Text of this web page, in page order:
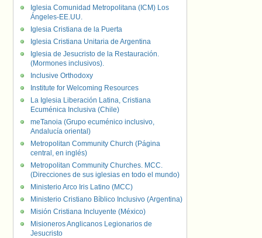
Iglesia Comunidad Metropolitana (ICM) Los
Ángeles-EE.UU.
Iglesia Cristiana de la Puerta
Iglesia Cristiana Unitaria de Argentina
Iglesia de Jesucristo de la Restauración.
(Mormones inclusivos).
Inclusive Orthodoxy
Institute for Welcoming Resources
La Iglesia Liberación Latina, Cristiana
Ecuménica Inclusiva (Chile)
meTanoia (Grupo ecuménico inclusivo,
Andalucía oriental)
Metropolitan Community Church (Página
central, en inglés)
Metropolitan Community Churches. MCC.
(Direcciones de sus iglesias en todo el mundo)
Ministerio Arco Iris Latino (MCC)
Ministerio Cristiano Bíblico Inclusivo (Argentina)
Misión Cristiana Incluyente (México)
Misioneros Anglicanos Legionarios de
Jesucristo